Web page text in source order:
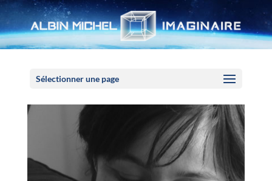
Sélectionner une page
Panneau de gestion des cookies